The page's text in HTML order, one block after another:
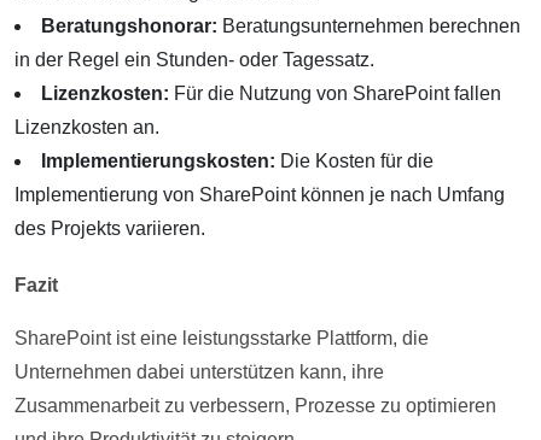
Beratungshonorar: Beratungsunternehmen berechnen
in der Regel ein Stunden- oder Tagessatz.
Lizenzkosten: Für die Nutzung von SharePoint fallen
Lizenzkosten an.
Implementierungskosten: Die Kosten für die
Implementierung von SharePoint können je nach Umfang
des Projekts variieren.
Fazit
SharePoint ist eine leistungsstarke Plattform, die
Unternehmen dabei unterstützen kann, ihre
Zusammenarbeit zu verbessern, Prozesse zu optimieren